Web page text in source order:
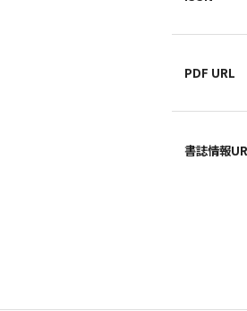
PDF URL
書誌情報